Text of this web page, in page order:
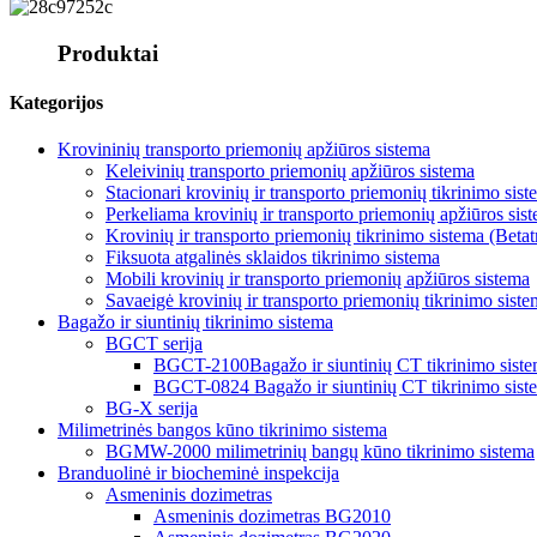
Produktai
Kategorijos
Krovininių transporto priemonių apžiūros sistema
Keleivinių transporto priemonių apžiūros sistema
Stacionari krovinių ir transporto priemonių tikrinimo
Perkeliama krovinių ir transporto priemonių apžiūros
Krovinių ir transporto priemonių tikrinimo sistema
Fiksuota atgalinės sklaidos tikrinimo sistema
Mobili krovinių ir transporto priemonių apžiūros sistema
Savaeigė krovinių ir transporto priemonių tikrinimo
Bagažo ir siuntinių tikrinimo sistema
BGCT serija
BGCT-2100Bagažo ir siuntinių CT tikrinimo
BGCT-0824 Bagažo ir siuntinių CT tikrinimo
BG-X serija
Milimetrinės bangos kūno tikrinimo sistema
BGMW-2000 milimetrinių bangų kūno tikrinimo sistema
Branduolinė ir biocheminė inspekcija
Asmeninis dozimetras
Asmeninis dozimetras BG2010